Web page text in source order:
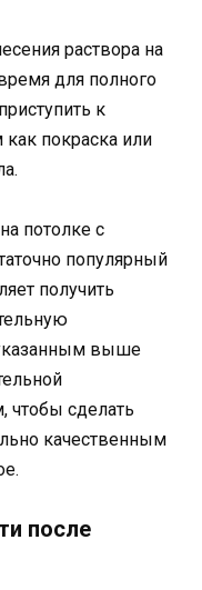
раствора на
для полного
к
покраска или
потолке с
популярный
получить
выше
чтобы сделать
качественным
после